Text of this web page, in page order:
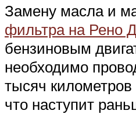
Замену масла и
фильтра на Рено
бензиновым
необходимо
тысяч километров
что наступит